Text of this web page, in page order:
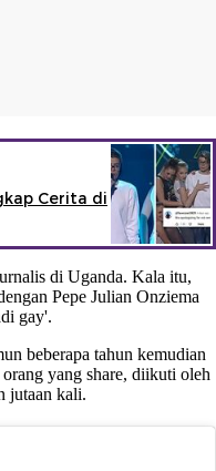
Cerita di
di Uganda. Kala itu,
Pepe Julian Onziema
gay'.
beberapa tahun kemudian
yang share, diikuti oleh
jutaan kali.